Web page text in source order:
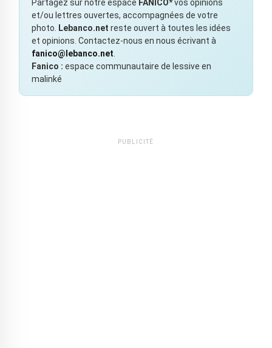
Partagez sur notre espace FANICO*vos opinions
et/ou lettres ouvertes, accompagnées de votre
photo.
Lebanco.net reste ouvert à toutes les idées
et opinions. Contactez-nous en nous écrivant à
fanico@lebanco.net
Fanico : espace communautaire de lessive en
malinké
PUBLICITÉ